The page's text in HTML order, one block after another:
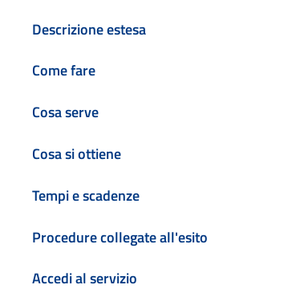
Descrizione estesa
Come fare
Cosa serve
Cosa si ottiene
Tempi e scadenze
Procedure collegate all'esito
Accedi al servizio